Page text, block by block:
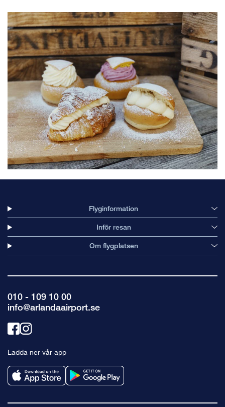
Flyginformation
Inför resan
Om flygplatsen
010 - 109 10 00
info@arlandaairport.se
Länk
facebook
Länk
instagram
Ladda ner vår app